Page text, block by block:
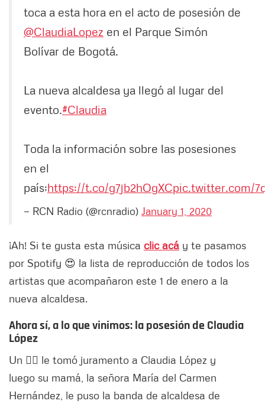
toca a esta hora en el acto de posesión de
@ClaudiaLopez en el Parque Simón
Bolívar de Bogotá.
La nueva alcaldesa ya llegó al lugar del
evento.#Claudia
Toda la información sobre las posesiones
en el
país;https://t.co/g7jb2hOgXCpic.twitter.com/
— RCN Radio (@rcnradio) January 1, 2020
¡Ah! Si te gusta esta música clic acá y te pasamos
por Spotify 😍 la lista de reproducción de todos los
artistas que acompañaron este 1 de enero a la
nueva alcaldesa.
Ahora sí, a lo que vinimos: la posesión de Claudia
López
Un 👨‍⚖️ le tomó juramento a Claudia López y
luego su mamá, la señora María del Carmen
Hernández, le puso la banda de alcaldesa de